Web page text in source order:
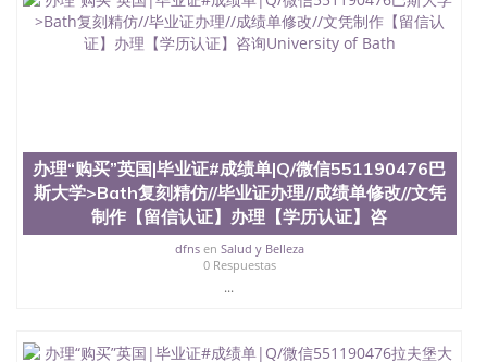
办理“购买”英国|毕业证#成绩单|Q/微信551190476巴
斯大学>Bath复刻精仿//毕业证办理//成绩单修改//文凭
制作【留信认证】办理【学历认证】咨
dfnsen Salud y Belleza
0 Respuestas
...